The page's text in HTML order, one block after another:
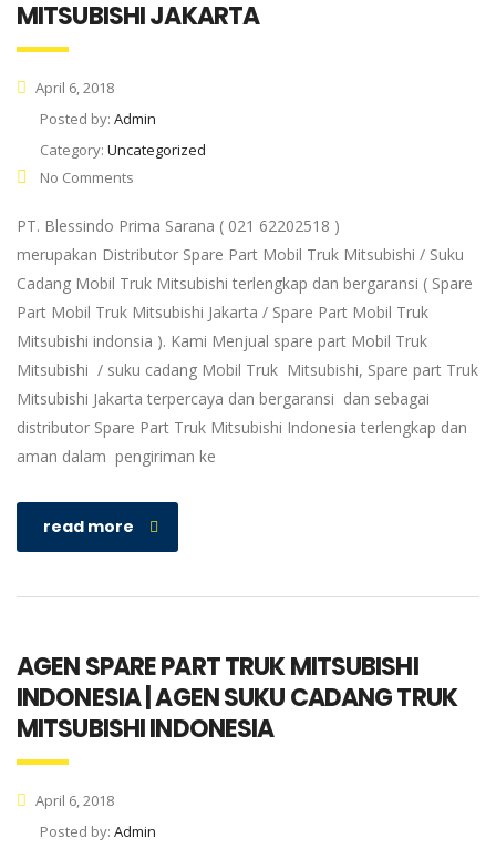
MITSUBISHI JAKARTA
April 6, 2018
Posted by: Admin
Category: Uncategorized
No Comments
PT. Blessindo Prima Sarana ( 021 62202518 )
merupakan Distributor Spare Part Mobil Truk Mitsubishi / Suku
Cadang Mobil Truk Mitsubishi terlengkap dan bergaransi ( Spare
Part Mobil Truk Mitsubishi Jakarta / Spare Part Mobil Truk
Mitsubishi indonsia ). Kami Menjual spare part Mobil Truk
Mitsubishi / suku cadang Mobil Truk Mitsubishi, Spare part Truk
Mitsubishi Jakarta terpercaya dan bergaransi dan sebagai
distributor Spare Part Truk Mitsubishi Indonesia terlengkap dan
aman dalam pengiriman ke
read more
AGEN SPARE PART TRUK MITSUBISHI
INDONESIA | AGEN SUKU CADANG TRUK
MITSUBISHI INDONESIA
April 6, 2018
Posted by: Admin